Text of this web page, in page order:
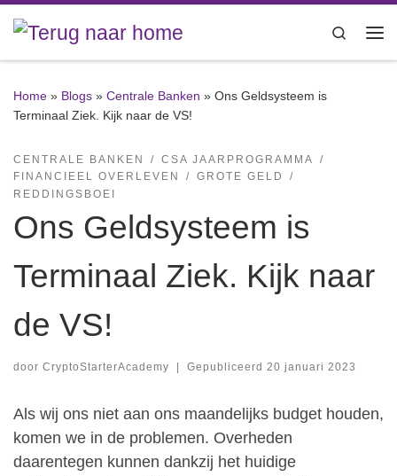
Ga naar inhoud
Search
Home » Blogs » Centrale Banken » Ons Geldsysteem is
Terminaal Ziek. Kijk naar de VS!
CENTRALE BANKEN
CSA JAARPROGRAMMA
FINANCIEEL OVERLEVEN
GROTE GELD
REDDINGSBOEI
Ons Geldsysteem is
Terminaal Ziek. Kijk naar
de VS!
door CryptoStarterAcademy Gepubliceerd 20 januari 2023
Als wij ons niet aan ons maandelijks budget houden,
komen we in de problemen. Overheden
daarentegen kunnen dankzij het huidige